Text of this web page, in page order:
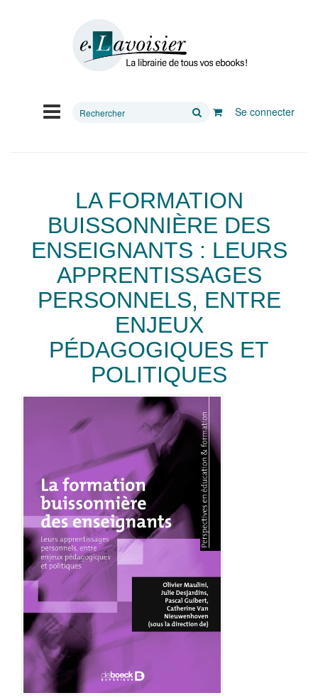
Rechercher
Se connecter
LA FORMATION
BUISSONNIÈRE DES
ENSEIGNANTS : LEURS
APPRENTISSAGES
PERSONNELS, ENTRE
ENJEUX
PÉDAGOGIQUES ET
POLITIQUES